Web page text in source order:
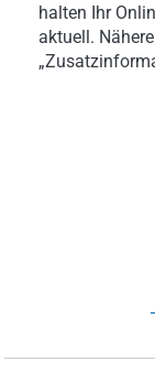
halten Ihr
aktuell.